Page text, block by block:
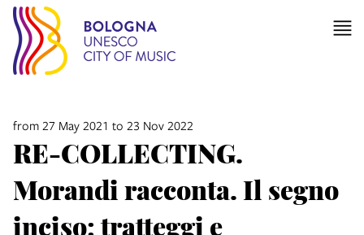
from 27 May 2021 to 23 Nov 2022
RE-COLLECTING.
Morandi racconta. Il segno
inciso: tratteggi e